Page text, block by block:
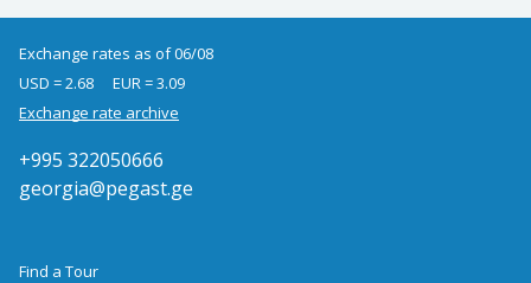
Exchange rates as of 06/08
USD = 2.68
EUR = 3.09
Exchange rate archive
+995 322050666
georgia@pegast.ge
Find a Tour